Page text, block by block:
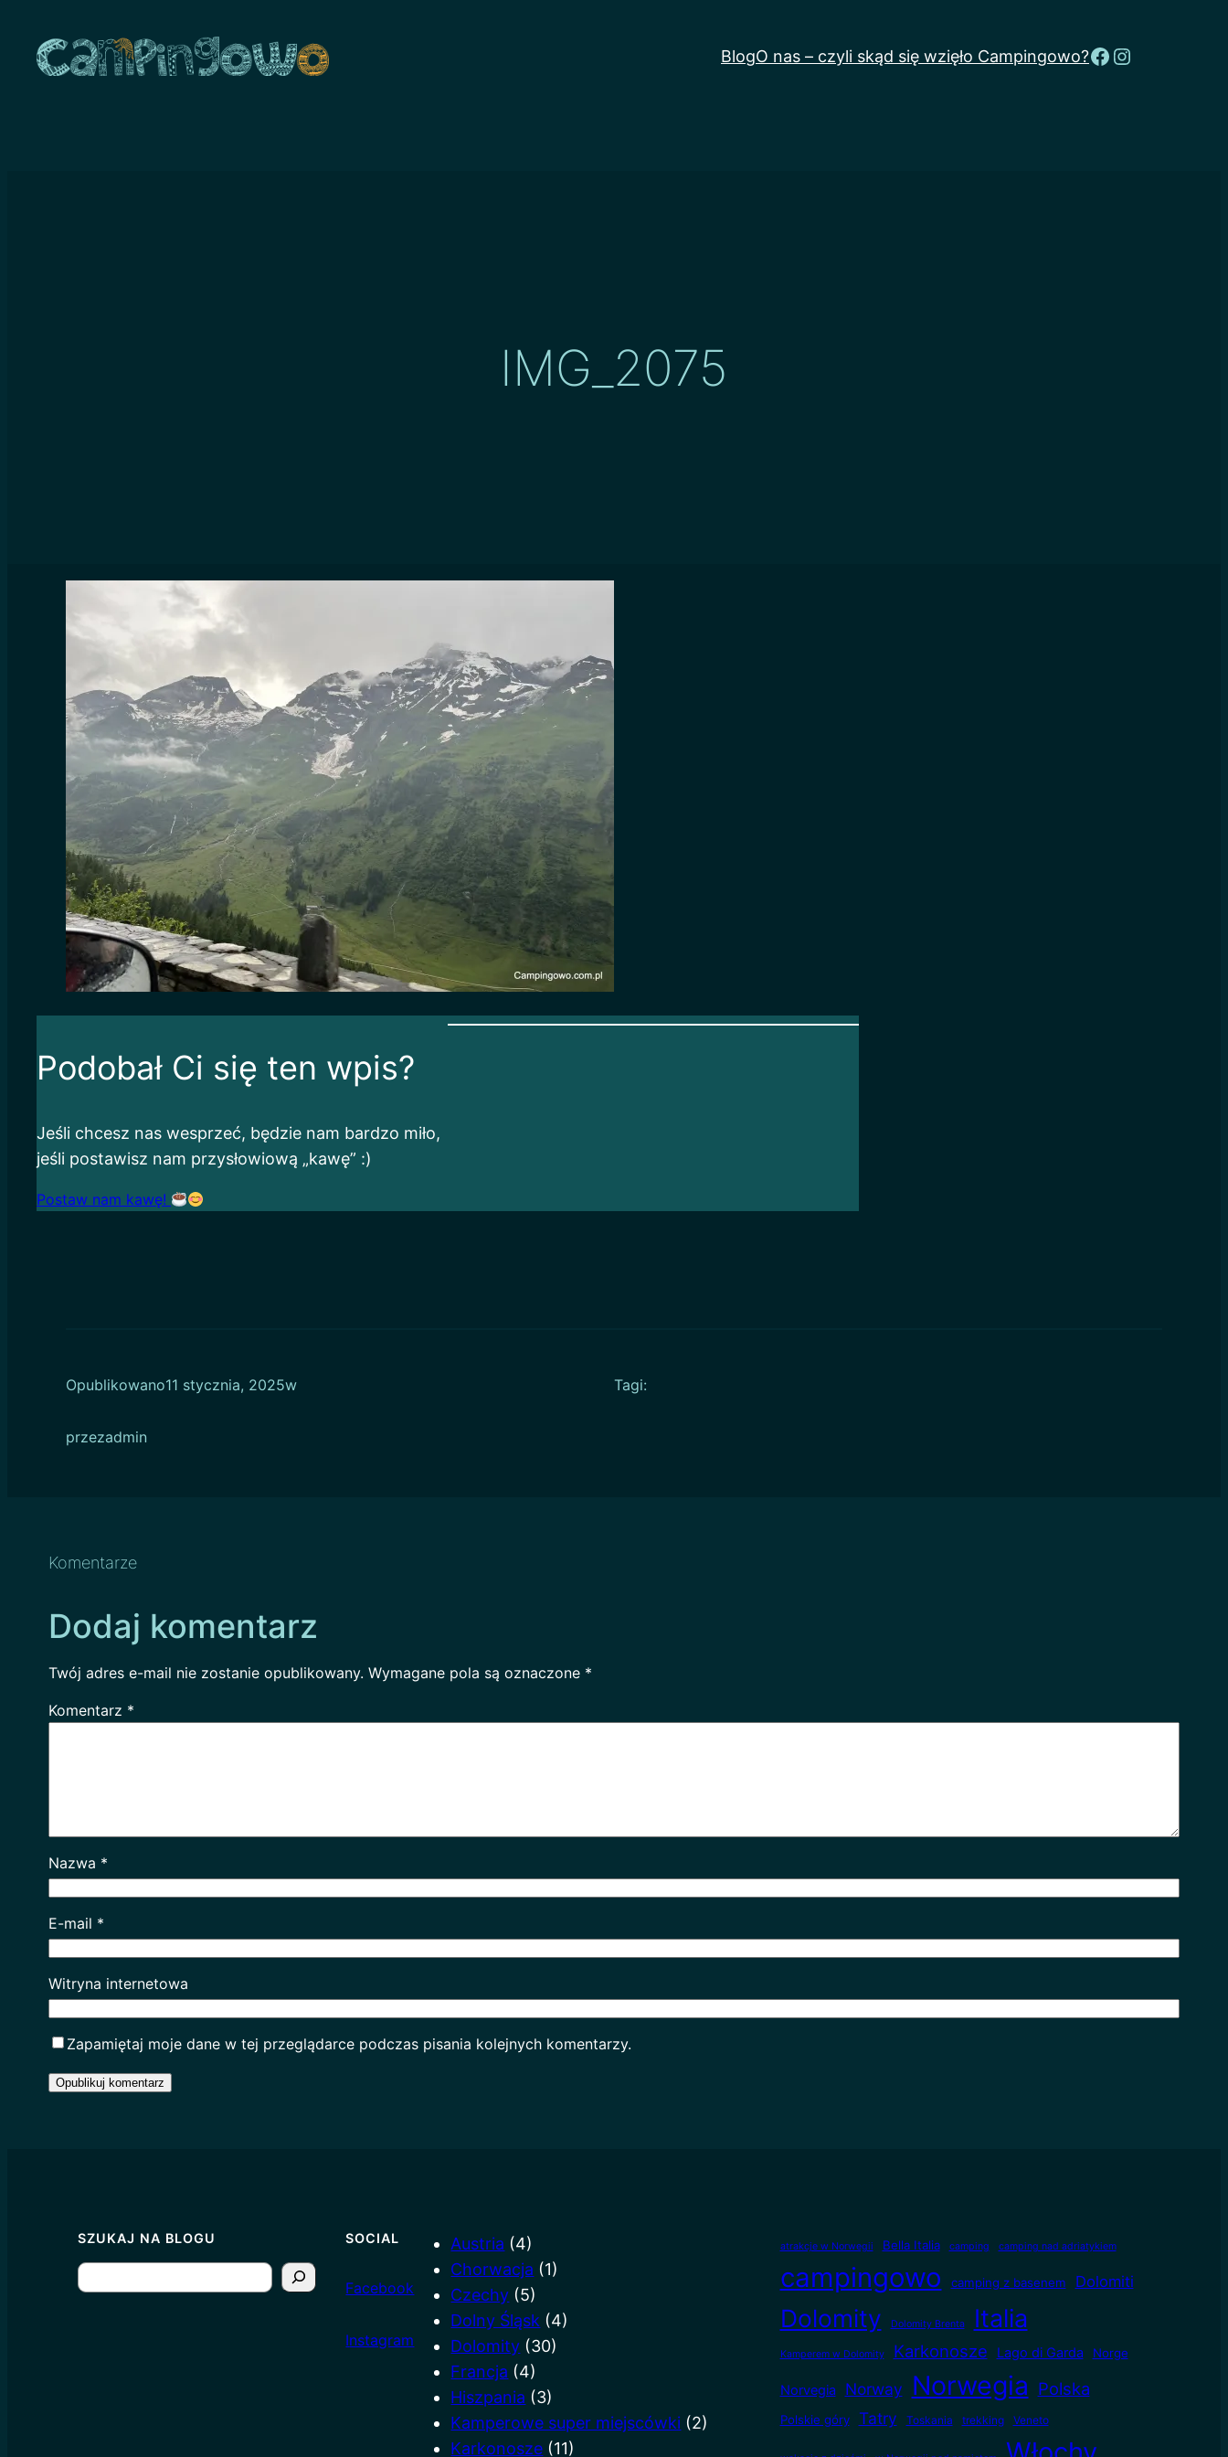
treści
BlogO nas – czyli skąd się wzięło Campingowo?Facebook
Instagram
IMG_2075
Podobał Ci się ten wpis?
Jeśli chcesz nas wesprzeć, będzie nam bardzo miło,
jeśli postawisz nam przysłowiową „kawę” :)
Postaw nam kawę!
Opublikowano11 stycznia, 2025w
przezadmin
Tagi:
Komentarze
Dodaj komentarz
Twój adres e-mail nie zostanie opublikowany. Wymagane pola są oznaczone *
Komentarz *
Nazwa *
E-mail *
Witryna internetowa
Zapamiętaj moje dane w tej przeglądarce podczas pisania kolejnych komentarzy.
SZUKAJ NA BLOGU
S
e
SOCIAL
Facebook
Instagram
Austria (4)
Chorwacja (1)
Czechy (5)
Dolny Śląsk (4)
Dolomity (30)
Francja (4)
Hiszpania (3)
Kamperowe super miejscówki (2)
Karkonosze (11)
atrakcje w Norwegii Bella Italia camping camping nad adriatykiem
campingowo camping z basenem Dolomiti
Dolomity Dolomity Brenta Italia
Kamperem w Dolomity Karkonosze Lago di Garda Norge
Norvegia Norway Norwegia Polska
Polskie góry Tatry Toskania trekking Veneto